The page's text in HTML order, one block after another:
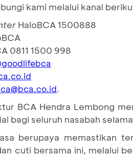
kami melalui kanal
HaloBCA 1500888
0811 1500 998
.
BCA Hendra Lembong
bagi seluruh nasabah
berupaya memastikan
cuti bersama ini, melalui